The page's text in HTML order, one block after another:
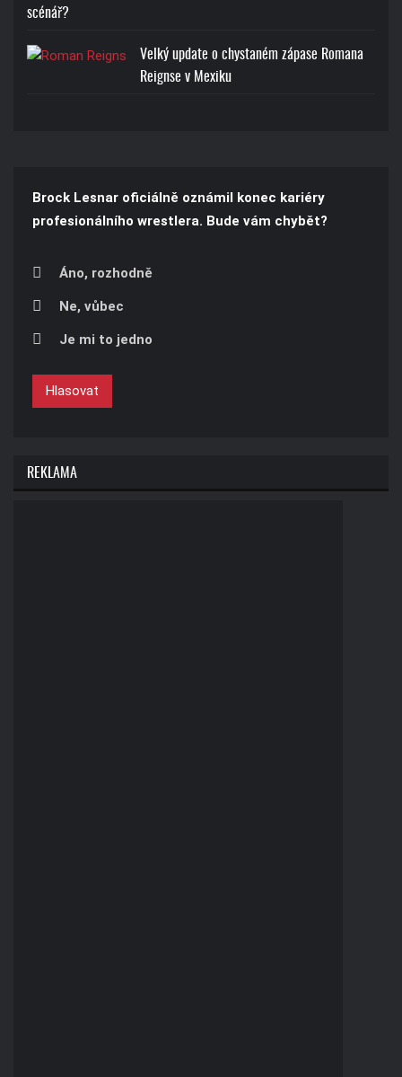
scénář?
Velký update o chystaném zápase Romana
Reignse v Mexiku
Brock Lesnar oficiálně oznámil konec kariéry
profesionálního wrestlera. Bude vám chybět?
Áno, rozhodně
Ne, vůbec
Je mi to jedno
Hlasovat
REKLAMA